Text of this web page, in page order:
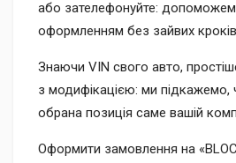
або зателефонуйте:
оформленням без зайвих
Знаючи VIN свого авто,
з модифікацією: ми підкажемо,
обрана позиція саме вашій
Оформити замовлення на